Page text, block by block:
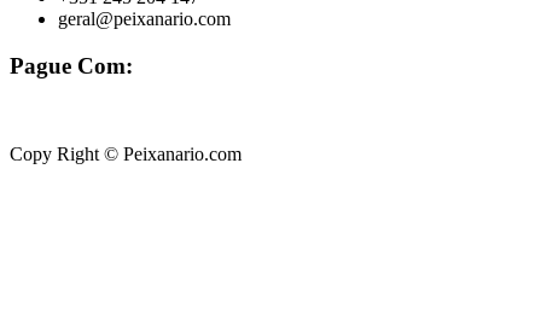
geral@peixanario.com
Pague Com:
Copy Right © Peixanario.com